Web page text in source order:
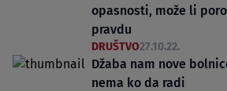
opasnosti, može li
pravdu
DRUŠTVO27.10.22.
Džaba nam nove
nema ko da radi